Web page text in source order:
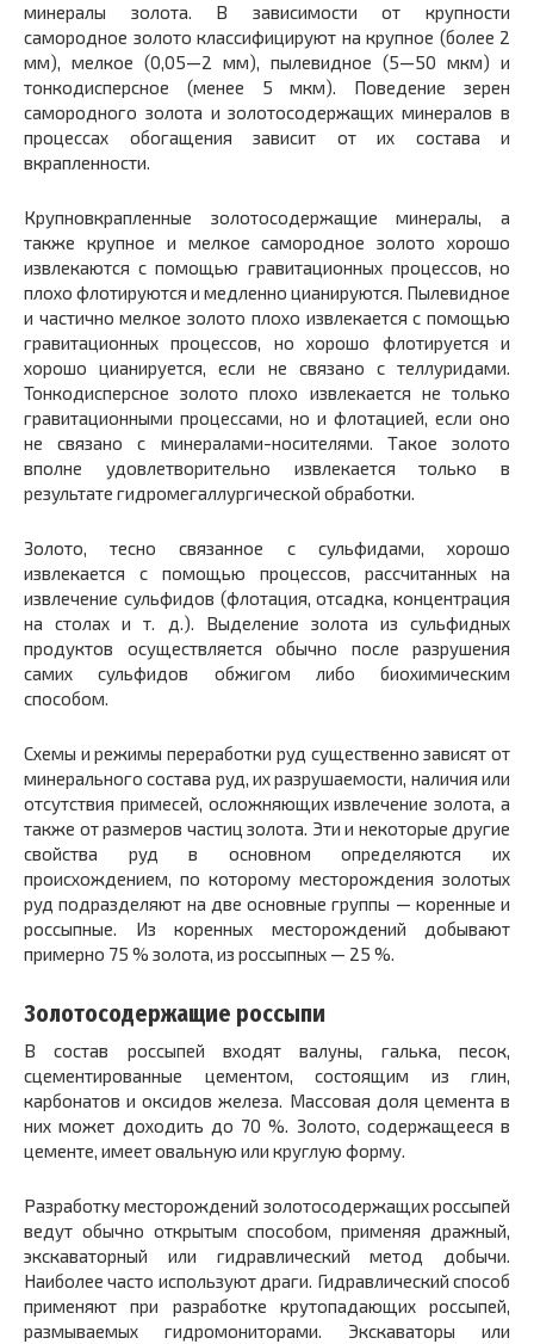
минералы золота. В зависимости от крупности
самородное золото классифицируют на крупное (более 2
мм), мелкое (0,05—2 мм), пылевидное (5—50 мкм) и
тонкодисперсное (менее 5 мкм). Поведение зерен
самородного золота и золотосодержащих минералов в
процессах обогащения зависит от их состава и
вкрапленности.
Крупновкрапленные золотосодержащие минералы, а
также крупное и мелкое самородное золото хорошо
извлекаются с помощью гравитационных процессов, но
плохо флотируются и медленно цианируются. Пылевидное
и частично мелкое золото плохо извлекается с помощью
гравитационных процессов, но хорошо флотируется и
хорошо цианируется, если не связано с теллуридами.
Тонкодисперсное золото плохо извлекается не только
гравитационными процессами, но и флотацией, если оно
не связано с минералами-носителями. Такое золото
вполне удовлетворительно извлекается только в
результате гидромегаллургической обработки.
Золото, тесно связанное с сульфидами, хорошо
извлекается с помощью процессов, рассчитанных на
извлечение сульфидов (флотация, отсадка, концентрация
на столах и т. д.). Выделение золота из сульфидных
продуктов осуществляется обычно после разрушения
самих сульфидов обжигом либо биохимическим
способом.
Схемы и режимы переработки руд существенно зависят от
минерального состава руд, их разрушаемости, наличия или
отсутствия примесей, осложняющих извлечение золота, а
также от размеров частиц золота. Эти и некоторые другие
свойства руд в основном определяются их
происхождением, по которому месторождения золотых
руд подразделяют на две основные группы — коренные и
россыпные. Из коренных месторождений добывают
примерно 75 % золота, из россыпных — 25 %.
Золотосодержащие россыпи
В состав россыпей входят валуны, галька, песок,
сцементированные цементом, состоящим из глин,
карбонатов и оксидов железа. Массовая доля цемента в
них может доходить до 70 %. Золото, содержащееся в
цементе, имеет овальную или круглую форму.
Разработку месторождений золотосодержащих россыпей
ведут обычно открытым способом, применяя дражный,
экскаваторный или гидравлический метод добычи.
Наиболее часто используют драги. Гидравлический способ
применяют при разработке крутопадающих россыпей,
размываемых гидромониторами. Экскаваторы или